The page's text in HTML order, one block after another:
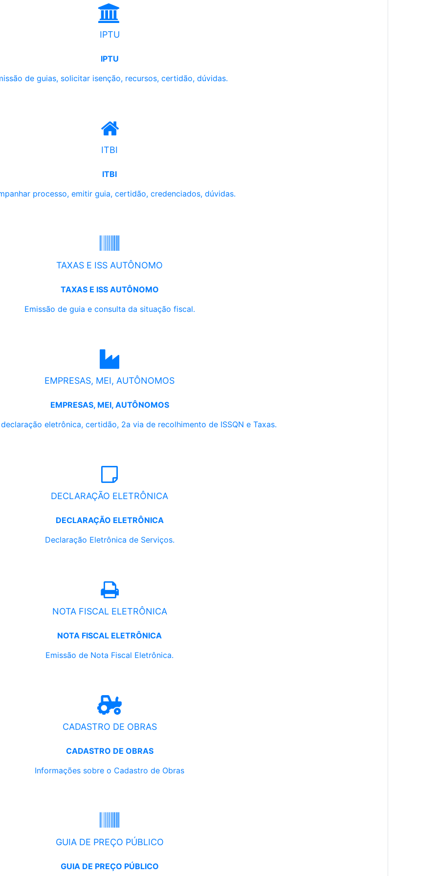
IPTU
IPTU
de guias, solicitar isenção, recursos, certidão, dúvidas.
ITBI
ITBI
processo, emitir guia, certidão, credenciados, dúvidas.
TAXAS E ISS AUTÔNOMO
TAXAS E ISS AUTÔNOMO
Emissão de guia e consulta da situação fiscal.
EMPRESAS, MEI, AUTÔNOMOS
EMPRESAS, MEI, AUTÔNOMOS
eletrônica, certidão, 2a via de recolhimento de ISSQN e Taxas.
DECLARAÇÃO ELETRÔNICA
DECLARAÇÃO ELETRÔNICA
Declaração Eletrônica de Serviços.
NOTA FISCAL ELETRÔNICA
NOTA FISCAL ELETRÔNICA
Emissão de Nota Fiscal Eletrônica.
CADASTRO DE OBRAS
CADASTRO DE OBRAS
Informações sobre o Cadastro de Obras
GUIA DE PREÇO PÚBLICO
GUIA DE PREÇO PÚBLICO